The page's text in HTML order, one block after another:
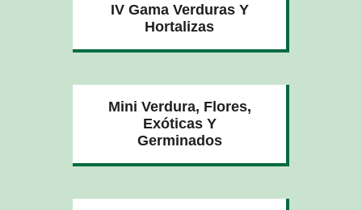
IV Gama Verduras Y
Hortalizas
Mini Verdura, Flores,
Exóticas Y
Germinados